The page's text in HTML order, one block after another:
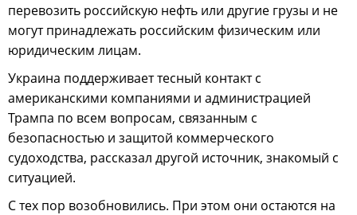
перевозить российскую нефть или другие грузы и не
могут принадлежать российским физическим или
юридическим лицам.
Украина поддерживает тесный контакт с
американскими компаниями и администрацией
Трампа по всем вопросам, связанным с
безопасностью и защитой коммерческого
судоходства, рассказал другой источник, знакомый с
ситуацией.
С тех пор возобновились. При этом они остаются на